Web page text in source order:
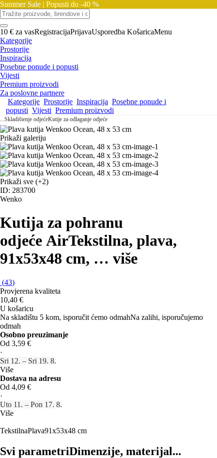
Summer Sale | Popusti do -40 %
10 € za vasRegistracijaPrijavaUsporedba KošaricaMenu
Kategorije
Prostorije
Inspiracija
Posebne ponude i popusti
Vijesti
Premium proizvodi
Za poslovne partnere
Kategorije Prostorije Inspiracija Posebne ponude i
popusti Vijesti Premium proizvodi
...Skladištenje odjećeKutije za odlaganje odjeće
Prikaži galeriju
Prikaži sve (+2)
ID: 283700
Wenko
Kutija za pohranu
odjeće AirTekstilna, plava,
91x53x48 cm, … više
(43)
Provjerena kvaliteta
10,40 €
U košaricu
Na skladištu 5 kom, isporučit ćemo odmahNa zalihi, isporučujemo
odmah
Osobno preuzimanje
Od 3,59 €
·
Sri 12. – Sri 19. 8.
Više
Dostava na adresu
Od 4,09 €
·
Uto 11. – Pon 17. 8.
Više
TekstilnaPlava91x53x48 cm
Svi parametriDimenzije, materijal...